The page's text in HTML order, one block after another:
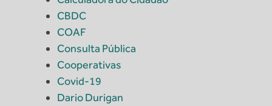
CBDC
COAF
Consulta Pública
Cooperativas
Covid-19
Dario Durigan